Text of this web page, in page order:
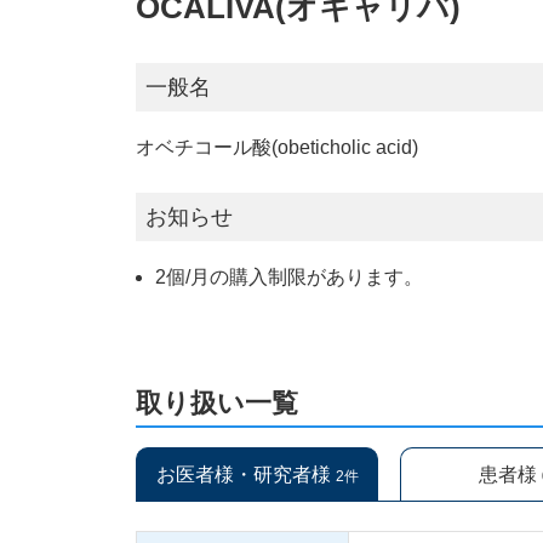
一般名
オベチコール酸(obeticholic acid)
お知らせ
2個/月の購入制限があります。
取り扱い一覧
お医者様・研究者様 2件 患者様